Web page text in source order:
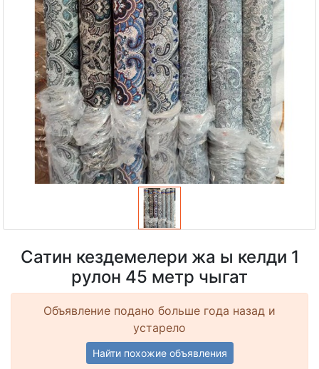
Сатин кездемелери жа ы келди 1
рулон 45 метр чыгат
Объявление подано больше года назад и
устарело
Найти похожие объявления